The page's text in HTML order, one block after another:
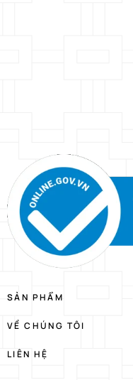
SẢN PHẨM
VỀ CHÚNG TÔI
LIÊN HỆ